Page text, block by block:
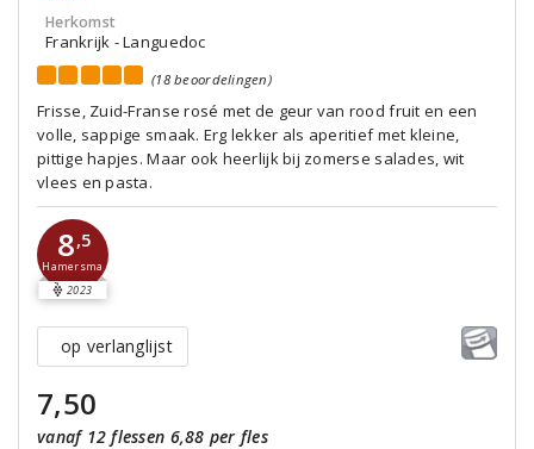
Herkomst
Frankrijk - Languedoc
(18 beoordelingen)
Frisse, Zuid-Franse rosé met de geur van rood fruit en een
volle, sappige smaak. Erg lekker als aperitief met kleine,
pittige hapjes. Maar ook heerlijk bij zomerse salades, wit
vlees en pasta.
8,5
Hamersma
2023
op verlanglijst
7,50
vanaf 12 flessen 6,88 per fles